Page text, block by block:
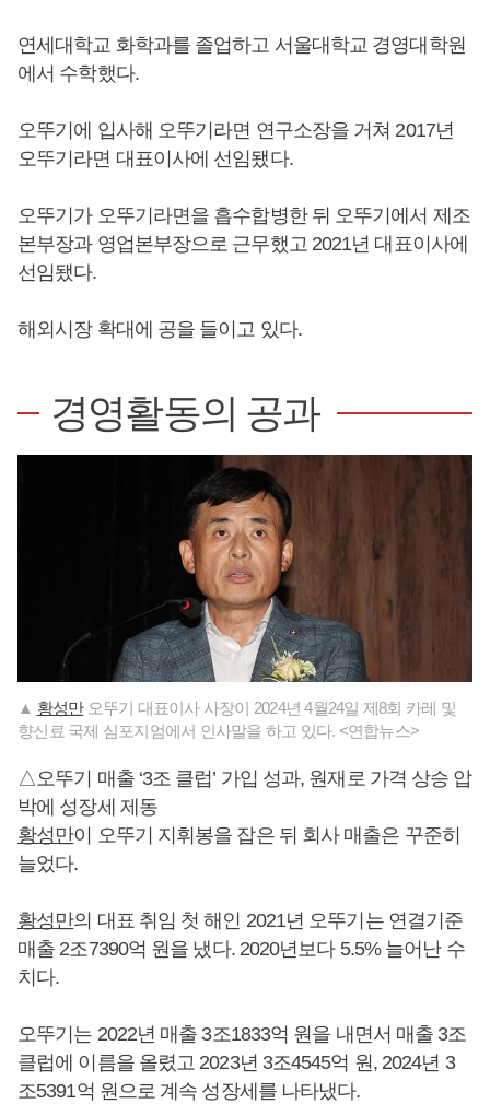
연세대학교 화학과를 졸업하고 서울대학교 경영대학원
에서 수학했다.
오뚜기에 입사해 오뚜기라면 연구소장을 거쳐 2017년
오뚜기라면 대표이사에 선임됐다.
오뚜기가 오뚜기라면을 흡수합병한 뒤 오뚜기에서 제조
본부장과 영업본부장으로 근무했고 2021년 대표이사에
선임됐다.
해외시장 확대에 공을 들이고 있다.
경영활동의 공과
▲ 황성만오뚜기 대표이사 사장이 2024년 4월24일 제8회 카레 및
향신료 국제 심포지엄에서 인사말을 하고 있다. <연합뉴스>
△오뚜기 매출 ‘3조 클럽’ 가입 성과, 원재로 가격 상승 압
박에 성장세 제동
황성만이 오뚜기 지휘봉을 잡은 뒤 회사 매출은 꾸준히
늘었다.
황성만의 대표 취임 첫 해인 2021년 오뚜기는 연결기준
매출 2조7390억 원을 냈다. 2020년보다 5.5% 늘어난 수
치다.
오뚜기는 2022년 매출 3조1833억 원을 내면서 매출 3조
클럽에 이름을 올렸고 2023년 3조4545억 원, 2024년 3
조5391억 원으로 계속 성장세를 나타냈다.